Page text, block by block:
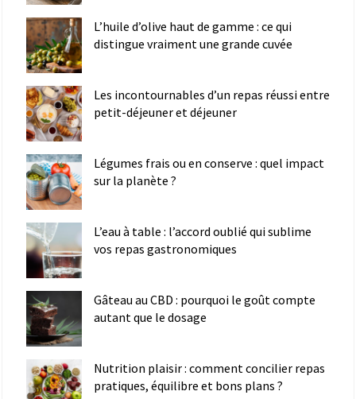
L’huile d’olive haut de gamme : ce qui
distingue vraiment une grande cuvée
Les incontournables d’un repas réussi entre
petit-déjeuner et déjeuner
Légumes frais ou en conserve : quel impact
sur la planète ?
L’eau à table : l’accord oublié qui sublime
vos repas gastronomiques
Gâteau au CBD : pourquoi le goût compte
autant que le dosage
Nutrition plaisir : comment concilier repas
pratiques, équilibre et bons plans ?